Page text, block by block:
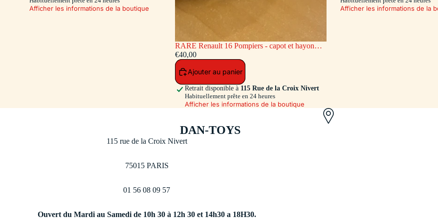
Afficher les informations de la boutique
RARE Renault 16 Pompiers - capot et hayon
ouvrants - siège AR coulissant (Exclusivité Dan-
Toys 500 Ex.)
€40,00
Ajouter au panier
Retrait disponible à 115 Rue de la Croix Nivert
Habituellement prête en 24 heures
Afficher les informations de la boutique
Afficher les informations de la
DAN-TOYS
115 rue de la Croix Nivert
75015 PARIS
01 56 08 09 57
Ouvert du Mardi au Samedi de 10h 30 à 12h 30 et 14h30 a 18H30.